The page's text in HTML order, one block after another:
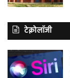
टेक्नोलॉजी